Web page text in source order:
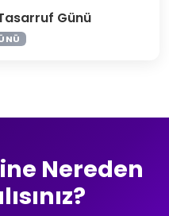
Günü
Nereden